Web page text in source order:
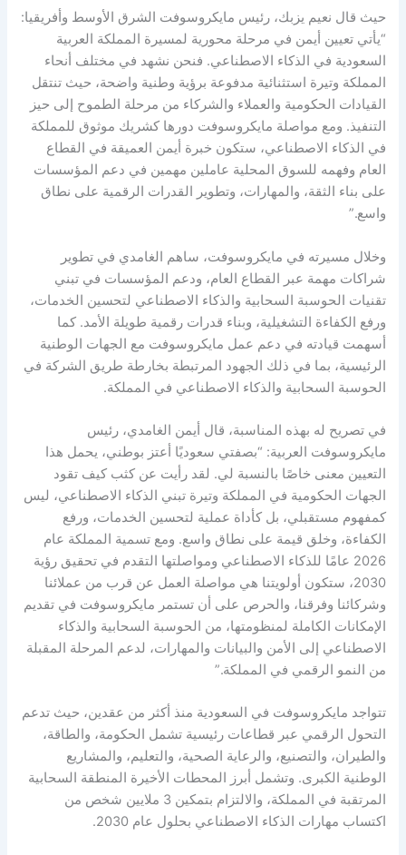
حيث قال نعيم يزبك، رئيس مايكروسوفت الشرق الأوسط وأفريقيا:
“يأتي تعيين أيمن في مرحلة محورية لمسيرة المملكة العربية
السعودية في الذكاء الاصطناعي. فنحن نشهد في مختلف أنحاء
المملكة وتيرة استثنائية مدفوعة برؤية وطنية واضحة، حيث تنتقل
القيادات الحكومية والعملاء والشركاء من مرحلة الطموح إلى حيز
التنفيذ. ومع مواصلة مايكروسوفت دورها كشريك موثوق للمملكة
في الذكاء الاصطناعي، ستكون خبرة أيمن العميقة في القطاع
العام وفهمه للسوق المحلية عاملين مهمين في دعم المؤسسات
على بناء الثقة، والمهارات، وتطوير القدرات الرقمية على نطاق
واسع.”
وخلال مسيرته في مايكروسوفت، ساهم الغامدي في تطوير
شراكات مهمة عبر القطاع العام، ودعم المؤسسات في تبني
تقنيات الحوسبة السحابية والذكاء الاصطناعي لتحسين الخدمات،
ورفع الكفاءة التشغيلية، وبناء قدرات رقمية طويلة الأمد. كما
أسهمت قيادته في دعم عمل مايكروسوفت مع الجهات الوطنية
الرئيسية، بما في ذلك الجهود المرتبطة بخارطة طريق الشركة في
الحوسبة السحابية والذكاء الاصطناعي في المملكة.
في تصريح له بهذه المناسبة، قال أيمن الغامدي، رئيس
مايكروسوفت العربية: “بصفتي سعوديًا أعتز بوطني، يحمل هذا
التعيين معنى خاصًا بالنسبة لي. لقد رأيت عن كثب كيف تقود
الجهات الحكومية في المملكة وتيرة تبني الذكاء الاصطناعي، ليس
كمفهوم مستقبلي، بل كأداة عملية لتحسين الخدمات، ورفع
الكفاءة، وخلق قيمة على نطاق واسع. ومع تسمية المملكة عام
2026 عامًا للذكاء الاصطناعي ومواصلتها التقدم في تحقيق رؤية
2030، ستكون أولويتنا هي مواصلة العمل عن قرب من عملائنا
وشركائنا وفرقنا، والحرص على أن تستمر مايكروسوفت في تقديم
الإمكانات الكاملة لمنظومتها، من الحوسبة السحابية والذكاء
الاصطناعي إلى الأمن والبيانات والمهارات، لدعم المرحلة المقبلة
من النمو الرقمي في المملكة.”
تتواجد مايكروسوفت في السعودية منذ أكثر من عقدين، حيث تدعم
التحول الرقمي عبر قطاعات رئيسية تشمل الحكومة، والطاقة،
والطيران، والتصنيع، والرعاية الصحية، والتعليم، والمشاريع
الوطنية الكبرى. وتشمل أبرز المحطات الأخيرة المنطقة السحابية
المرتقبة في المملكة، والالتزام بتمكين 3 ملايين شخص من
اكتساب مهارات الذكاء الاصطناعي بحلول عام 2030.